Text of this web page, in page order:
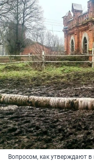
Вопросом, как утверждают